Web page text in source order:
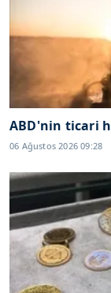
ABD'nin ticari
06 Ağustos 2026 09:28